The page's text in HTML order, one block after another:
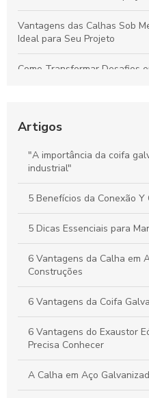
Vantagens das Calhas Sob
Ideal para Seu Projeto
Como Transformar Desafios
de Forma Eficiente
Calhas Personalizadas:
Contra a Água da Chuva na
Como a Calha em Aço
Aumenta o Valor do Seu
Artigos
"A importância da coifa
industrial"
5 Benefícios da Conexão
5 Dicas Essenciais para
6 Vantagens da Calha em
Construções
6 Vantagens da Coifa
6 Vantagens do Exaustor
Precisa Conhecer
A Calha em Aço